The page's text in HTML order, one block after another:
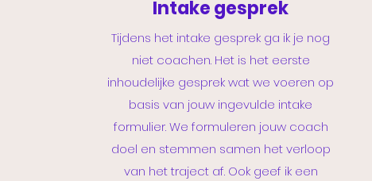
Intake gesprek
Tijdens het intake gesprek ga ik je nog
niet coachen. Het is het eerste
inhoudelijke gesprek wat we voeren op
basis van jouw ingevulde intake
formulier. We formuleren jouw coach
doel en stemmen samen het verloop
van het traject af. Ook geef ik een